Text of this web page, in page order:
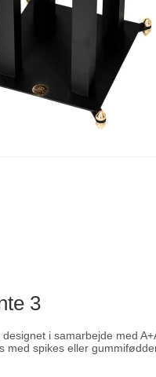
3
i samarbejde med
med spikes eller